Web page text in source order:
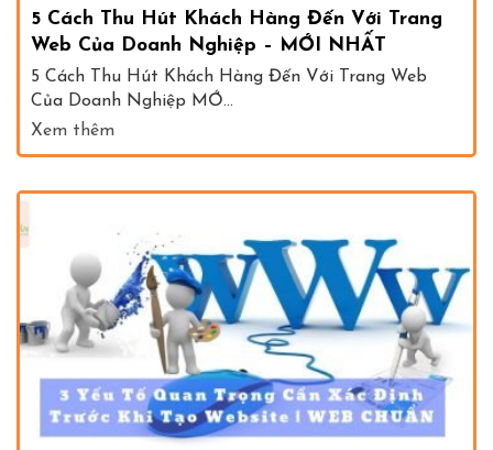
5 Cách Thu Hút Khách Hàng Đến Với Trang
Web Của Doanh Nghiệp – MỚI NHẤT
5 Cách Thu Hút Khách Hàng Đến Với Trang Web
Của Doanh Nghiệp MỚ...
Xem thêm